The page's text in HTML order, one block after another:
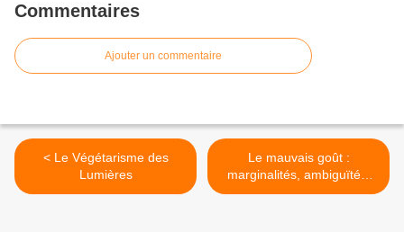
Commentaires
Ajouter un commentaire
< Le Végétarisme des
Lumières
Le mauvais goût :
marginalités, ambiguïtés,
paradoxes (XIXe-XXIe